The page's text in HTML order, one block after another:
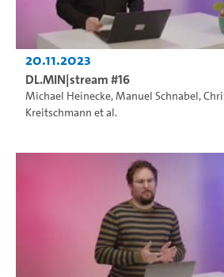
20.11.2023
DL.MIN|stream #16
Michael Heinecke,Manuel Schnabel,
Kreitschmann et al.